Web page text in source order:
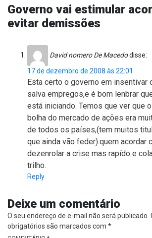
Governo vai estimular
evitar demissões
David nomero De Macedodisse:
17 de dezembro de 2008 às 22:01
Esta certo o governo em insentivar
salva empregos,e é bom lenbrar
está iniciando. Temos que ver que
bolha do mercado de ações era
de todos os países,(tem muitos
que ainda vão feder).quem acordar
dezenrolar a crise mas rapído e
trilho.
Reply
Deixe um comentário
O seu endereço de e-mail não será publicado.
obrigatórios são marcados com *